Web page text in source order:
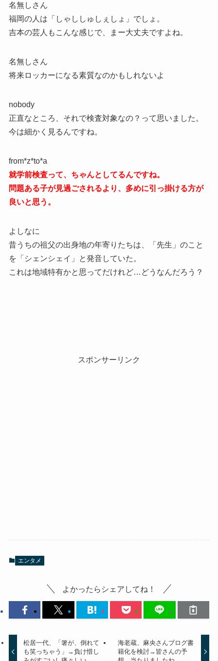
名無しさん
福岡の人は「しゃししゅしぇしょ」でしょ。
吉本の芸人もこんな感じで、まー大丈夫ですよね。
名無しさん
将来ロッカーになる素質なのかもしれないよ
nobody
正直なところ、それで検査対象なの？って思いました。
今は細かく見るんですね。
from*z*to*a
就学前検査って、ちゃんとしてるんですね。
問題ある子が見過ごされるより、多めに引っ掛ける方が
良いと思う。
よしなに
昔うちの祖父の出身地の年寄りたちは、「先生」のこと
を「シェンシェイ」と発音していた。
これは地域特有かと思ってだけれど…どうなんだろう？
スポンサーリンク
エンタメ
よかったらシェアしてね！
松居一代、「箸が、倒れて
も笑っちゃう」→負け惜し
海老蔵、麻央さんブログ書
籍化を検討→皆さんの予